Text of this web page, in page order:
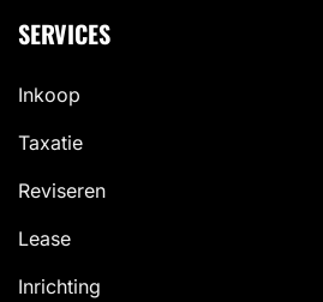
SERVICES
Inkoop
Taxatie
Reviseren
Lease
Inrichting